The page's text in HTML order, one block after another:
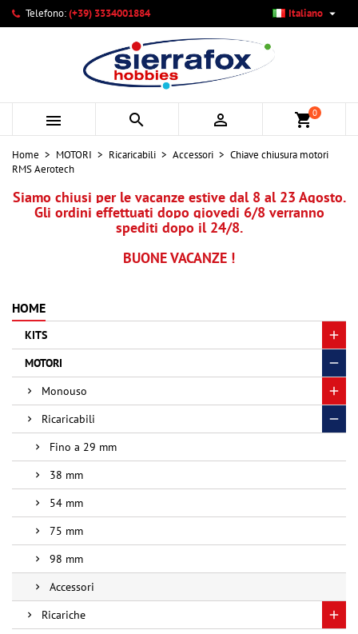
Telefono:(+39) 3334001884 Italiano 
   shopping_cart0
Home MOTORI Ricaricabili Accessori
Chiave chiusura motori
RMS Aerotech
Siamo chiusi per le vacanze estive dal 8 al 23 Agosto.
Gli ordini effettuati dopo giovedi 6/8 verranno
spediti dopo il 24/8.
BUONE VACANZE !
HOME
KITS
MOTORI
Monouso
Ricaricabili
Fino a 29 mm
38 mm
54 mm
75 mm
98 mm
Accessori
Ricariche
Le mie liste di desideri ×
Crea nuova lista
Crea lista dei desideri ×
Nome lista dei desideri
Annulla Crea lista dei desideri
Accedi ×
Devi avere effettuato l'accesso per salvare dei prodotti
nella tua lista dei desideri.
Annulla Accedi